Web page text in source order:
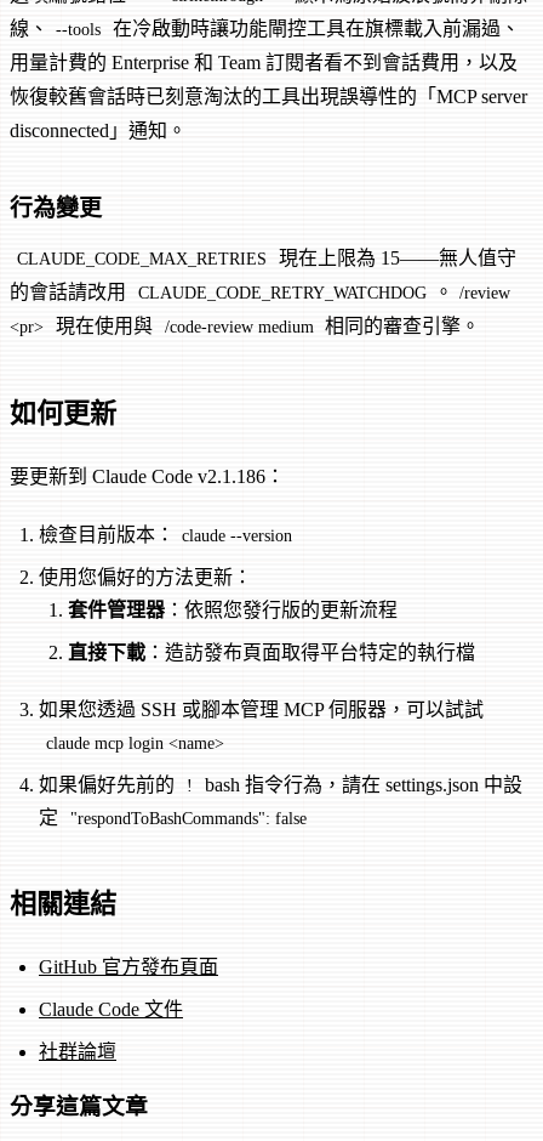
線、
--tools
在冷啟動時讓功能閘控工具在旗標載入前漏過、
用量計費的 Enterprise 和 Team 訂閱者看不到會話費用，以及
恢復較舊會話時已刻意淘汰的工具出現誤導性的「MCP server
disconnected」通知。
行為變更
CLAUDE_CODE_MAX_RETRIES
現在上限為 15——無人值守
的會話請改用
CLAUDE_CODE_RETRY_WATCHDOG 。
/review
<pr>
現在使用與 /code-review medium 相同的審查引擎。
如何更新
要更新到 Claude Code v2.1.186：
檢查目前版本： claude --version
使用您偏好的方法更新：
套件管理器 ：依照您發行版的更新流程
直接下載 ：造訪發布頁面取得平台特定的執行檔
如果您透過 SSH 或腳本管理 MCP 伺服器，可以試試
claude mcp login <name>
如果偏好先前的 !
bash 指令行為，請在 settings.json 中設
定
"respondToBashCommands": false
相關連結
GitHub 官方發布頁面
Claude Code 文件
社群論壇
分享這篇文章